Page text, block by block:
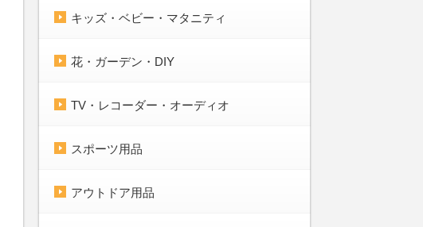
キッズ・ベビー・マタニティ
花・ガーデン・DIY
TV・レコーダー・オーディオ
スポーツ用品
アウトドア用品